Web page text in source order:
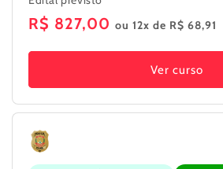
Preço
normal
R$ 827,00 ou 12x de R$ 68,91
Ver curso